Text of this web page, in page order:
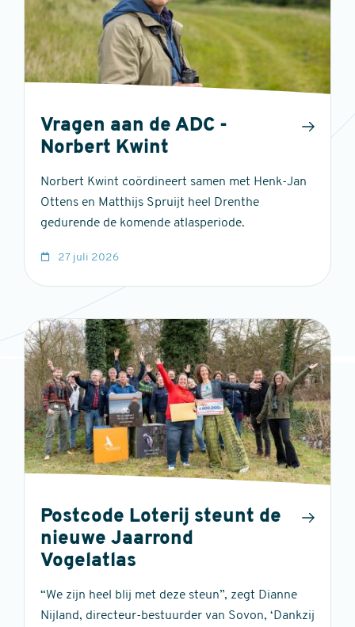
Vragen aan de ADC -
Norbert Kwint
Norbert Kwint coördineert samen met Henk-Jan
Ottens en Matthijs Spruijt heel Drenthe
gedurende de komende atlasperiode.
27 juli 2026
Postcode Loterij steunt de
nieuwe Jaarrond
Vogelatlas
“We zijn heel blij met deze steun”, zegt Dianne
Nijland, directeur-bestuurder van Sovon, ‘Dankzij